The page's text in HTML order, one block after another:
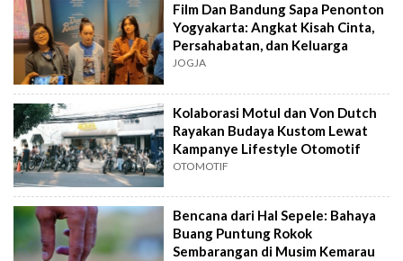
Film Dan Bandung Sapa Penonton
Yogyakarta: Angkat Kisah Cinta,
Persahabatan, dan Keluarga
JOGJA
Kolaborasi Motul dan Von Dutch
Rayakan Budaya Kustom Lewat
Kampanye Lifestyle Otomotif
OTOMOTIF
Bencana dari Hal Sepele: Bahaya
Buang Puntung Rokok
Sembarangan di Musim Kemarau